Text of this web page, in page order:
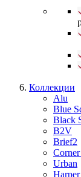
Коллекции
Alu
Blue
Black
B2V
Brief2
Urban
Harper